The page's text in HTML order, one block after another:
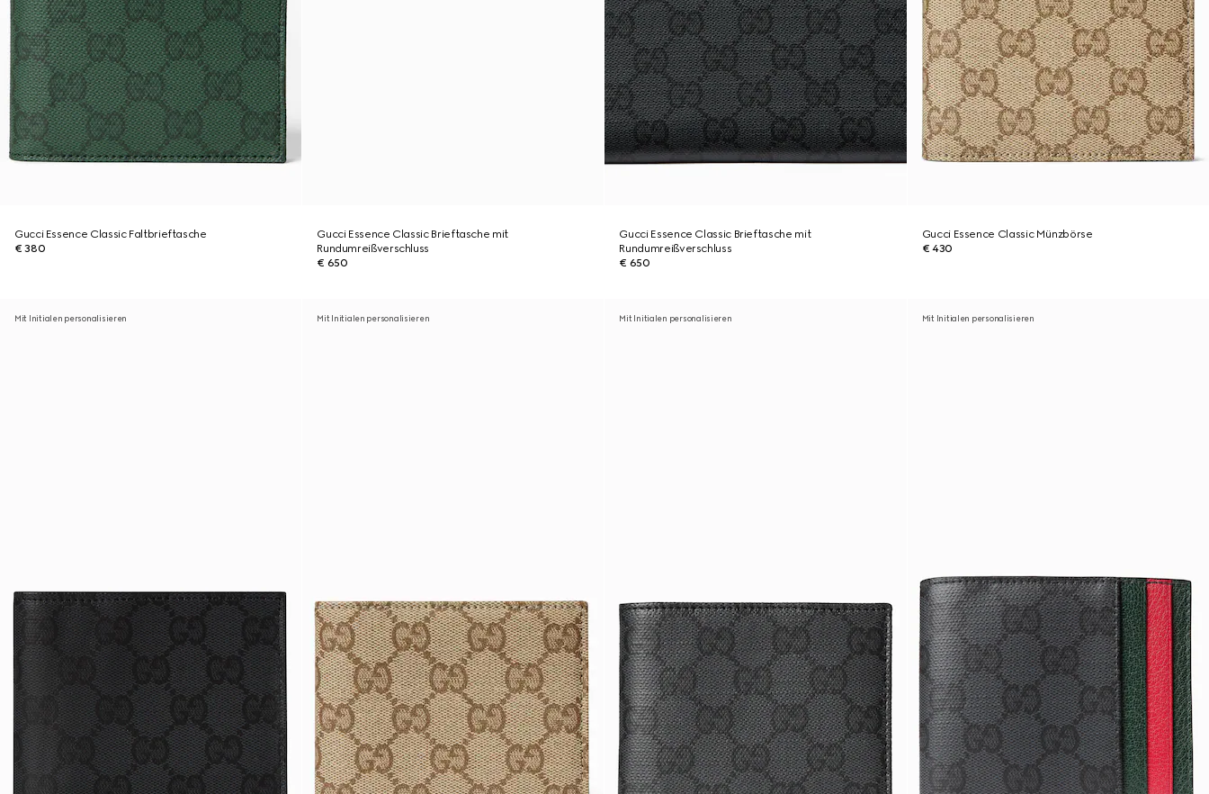
Gucci Essence Classic Faltbrieftasche
€ 380
Gucci Essence Classic Brieftasche mit
Rundumreißverschluss
€ 650
Gucci Essence Classic Brieftasche mit
Rundumreißverschluss
€ 650
Gucci Essence Classic Münzbörse
€ 430
Mit Initialen personalisieren Mit Initialen personalisieren Mit Initialen personalisieren Mit Initialen personalisieren